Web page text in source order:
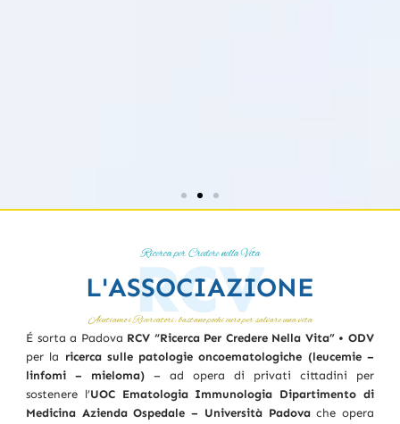
Ricerca per Credere nella Vita
L'ASSOCIAZIONE
Aiutiamo i Ricercatori: bastano pochi euro per salvare una vita
É sorta a Padova RCV “Ricerca Per Credere Nella Vita” • ODV
per la ricerca sulle patologie oncoematologiche (leucemie –
linfomi – mieloma) – ad opera di privati cittadini per
sostenere l’UOC Ematologia Immunologia Dipartimento di
Medicina Azienda Ospedale – Università Padovache opera